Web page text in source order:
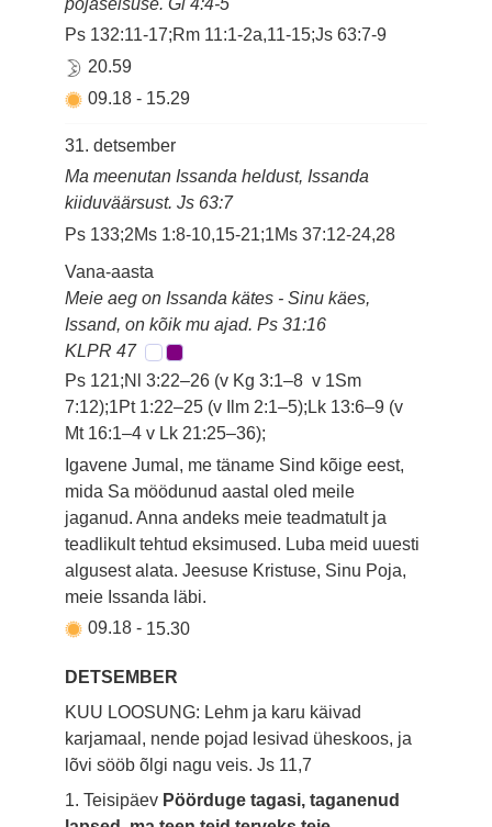
Ps 132:11-17;Rm 11:1-2a,11-15;Js 63:7-9
20.59
09.18- 15.29
31. detsember
Ma meenutan Issanda heldust, Issanda
kiiduväärsust. Js 63:7
Ps 133;2Ms 1:8-10,15-21;1Ms 37:12-24,28
Vana-aasta
Meie aeg on Issanda kätes - Sinu käes,
Issand, on kõik mu ajad. Ps 31:16
KLPR 47
Ps 121;Nl 3:22–26 (v Kg 3:1–8 v 1Sm
7:12);1Pt 1:22–25 (v Ilm 2:1–5);Lk 13:6–9 (v
Mt 16:1–4 v Lk 21:25–36);
Igavene Jumal, me täname Sind kõige eest,
mida Sa möödunud aastal oled meile
jaganud. Anna andeks meie teadmatult ja
teadlikult tehtud eksimused. Luba meid uuesti
algusest alata. Jeesuse Kristuse, Sinu Poja,
meie Issanda läbi.
09.18- 15.30
DETSEMBER
KUU LOOSUNG: Lehm ja karu käivad
karjamaal, nende pojad lesivad üheskoos, ja
lõvi sööb õlgi nagu veis.Js 11,7
1. Teisipäev Pöörduge tagasi, taganenud